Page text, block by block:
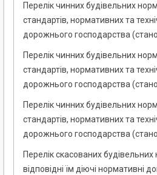
Перелік чинних будівельних
стандартів, нормативних та
дорожнього господарства
Перелік чинних будівельних
стандартів, нормативних та
дорожнього господарства
Перелік чинних будівельних
стандартів, нормативних та
дорожнього господарства
Перелік скасованих будівельних
відповідні їм діючі нормативні